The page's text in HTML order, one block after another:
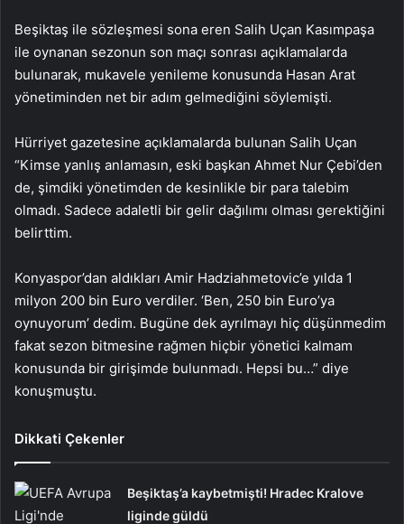
Beşiktaş ile sözleşmesi sona eren Salih Uçan Kasımpaşa
ile oynanan sezonun son maçı sonrası açıklamalarda
bulunarak, mukavele yenileme konusunda Hasan Arat
yönetiminden net bir adım gelmediğini söylemişti.
Hürriyet gazetesine açıklamalarda bulunan Salih Uçan
“Kimse yanlış anlamasın, eski başkan Ahmet Nur Çebi’den
de, şimdiki yönetimden de kesinlikle bir para talebim
olmadı. Sadece adaletli bir gelir dağılımı olması gerektiğini
belirttim.
Konyaspor’dan aldıkları Amir Hadziahmetovic’e yılda 1
milyon 200 bin Euro verdiler. ‘Ben, 250 bin Euro’ya
oynuyorum’ dedim. Bugüne dek ayrılmayı hiç düşünmedim
fakat sezon bitmesine rağmen hiçbir yönetici kalmam
konusunda bir girişimde bulunmadı. Hepsi bu…” diye
konuşmuştu.
Dikkati Çekenler
Beşiktaş’a kaybetmişti! Hradec Kralove
liginde güldü